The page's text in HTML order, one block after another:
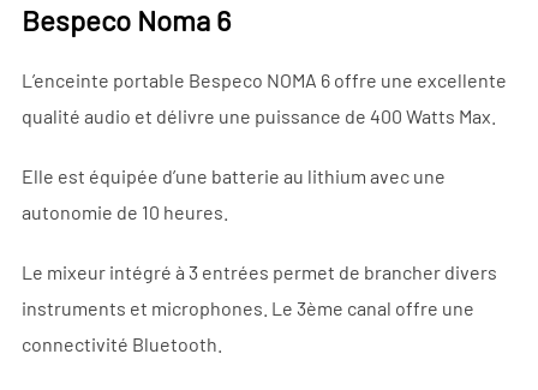
Bespeco Noma 6
L’enceinte portable Bespeco NOMA 6 offre une excellente
qualité audio et délivre une puissance de 400 Watts Max.
Elle est équipée d’une batterie au lithium avec une
autonomie de 10 heures.
Le mixeur intégré à 3 entrées permet de brancher divers
instruments et microphones. Le 3ème canal offre une
connectivité Bluetooth.